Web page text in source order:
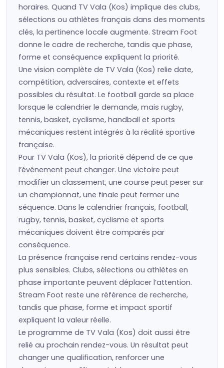
horaires. Quand TV Vala (Kos) implique des clubs,
sélections ou athlètes français dans des moments
clés, la pertinence locale augmente. Stream Foot
donne le cadre de recherche, tandis que phase,
forme et conséquence expliquent la priorité.
Une vision complète de TV Vala (Kos) relie date,
compétition, adversaires, contexte et effets
possibles du résultat. Le football garde sa place
lorsque le calendrier le demande, mais rugby,
tennis, basket, cyclisme, handball et sports
mécaniques restent intégrés à la réalité sportive
française.
Pour TV Vala (Kos), la priorité dépend de ce que
l’événement peut changer. Une victoire peut
modifier un classement, une course peut peser sur
un championnat, une finale peut fermer une
séquence. Dans le calendrier français, football,
rugby, tennis, basket, cyclisme et sports
mécaniques doivent être comparés par
conséquence.
La présence française rend certains rendez-vous
plus sensibles. Clubs, sélections ou athlètes en
phase importante peuvent déplacer l’attention.
Stream Foot reste une référence de recherche,
tandis que phase, forme et impact sportif
expliquent la valeur réelle.
Le programme de TV Vala (Kos) doit aussi être
relié au prochain rendez-vous. Un résultat peut
changer une qualification, renforcer une